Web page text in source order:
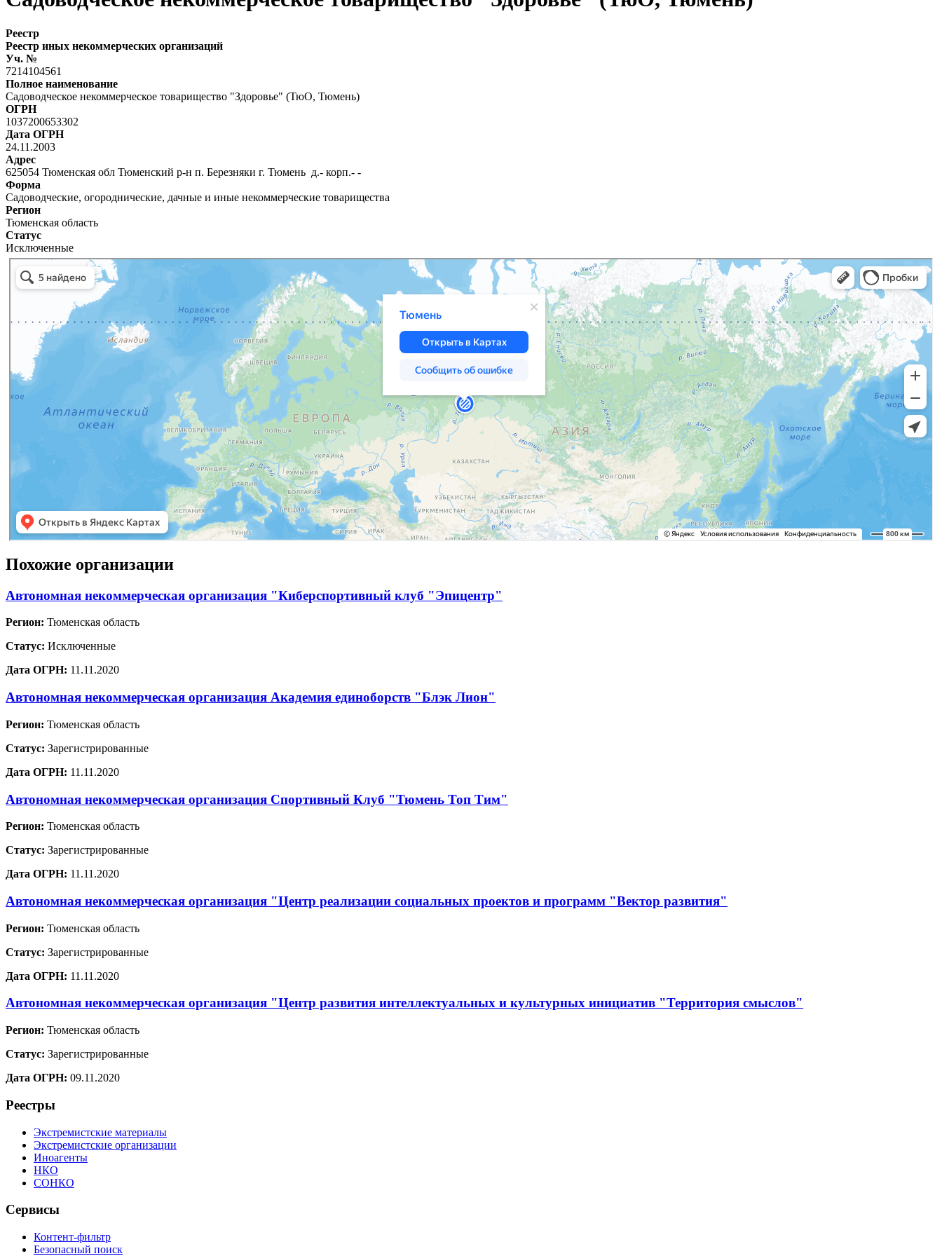
Реестр
Реестр иных некоммерческих организаций
Уч. №
7214104561
Полное наименование
Садоводческое некоммерческое товарищество "Здоровье" (ТюО, Тюмень)
ОГРН
1037200653302
Дата ОГРН
24.11.2003
Адрес
625054 Тюменская обл Тюменский р-н п. Березняки г. Тюмень д.- корп.- -
Форма
Садоводческие, огороднические, дачные и иные некоммерческие товарищества
Регион
Тюменская область
Статус
Исключенные
Похожие организации
Автономная некоммерческая организация "Киберспортивный клуб "Эпицентр"
Регион: Тюменская область
Статус: Исключенные
Дата ОГРН: 11.11.2020
Автономная некоммерческая организация Академия единоборств "Блэк Лион"
Регион: Тюменская область
Статус: Зарегистрированные
Дата ОГРН: 11.11.2020
Автономная некоммерческая организация Спортивный Клуб "Тюмень Топ Тим"
Регион: Тюменская область
Статус: Зарегистрированные
Дата ОГРН: 11.11.2020
Автономная некоммерческая организация "Центр реализации социальных проектов и программ "Вектор развития"
Регион: Тюменская область
Статус: Зарегистрированные
Дата ОГРН: 11.11.2020
Автономная некоммерческая организация "Центр развития интеллектуальных и культурных инициатив "Территория смыслов"
Регион: Тюменская область
Статус: Зарегистрированные
Дата ОГРН: 09.11.2020
Реестры
Экстремистские материалы
Экстремистские организации
Иноагенты
НКО
СОНКО
Сервисы
Контент-фильтр
Безопасный поиск